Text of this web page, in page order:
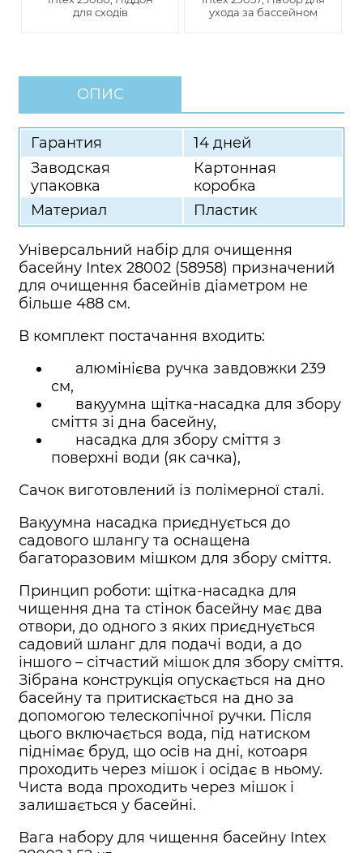
для сходів
ухода за бассейном
ОПИС
Гарантия
14 дней
Заводская
упаковка
Картонная
коробка
Материал
Пластик
Універсальний набір для очищення
басейну Intex 28002 (58958) призначений
для очищення басейнів діаметром не
більше 488 см.
В комплект постачання входить:
алюмінієва ручка завдовжки 239
см,
вакуумна щітка-насадка для збору
сміття зі дна басейну,
насадка для збору сміття з
поверхні води (як сачка),
Сачок виготовлений із полімерної сталі.
Вакуумна насадка приєднується до
садового шлангу та оснащена
багаторазовим мішком для збору сміття.
Принцип роботи: щітка-насадка для
чищення дна та стінок басейну має два
отвори, до одного з яких приєднується
садовий шланг для подачі води, а до
іншого – сітчастий мішок для збору сміття.
Зібрана конструкція опускається на дно
басейну та притискається на дно за
допомогою телескопічної ручки. Після
цього включається вода, під натиском
піднімає бруд, що осів на дні, котоаря
проходить через мішок і осідає в ньому.
Чиста вода проходить через мішок і
залишається у басейні.
Вага набору для чищення басейну Intex